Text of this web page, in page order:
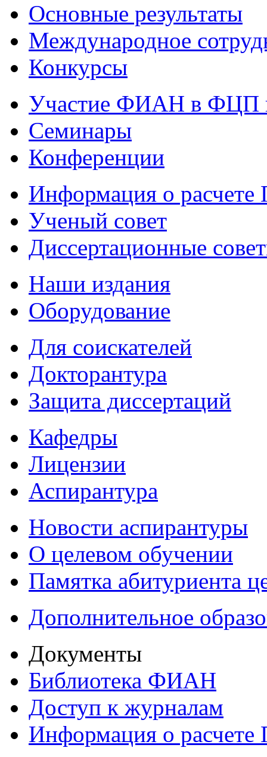
Основные результаты
Международное
Конкурсы
Участие ФИАН в ФЦП
Семинары
Конференции
Информация о
Ученый совет
Диссертационные
Наши издания
Оборудование
Для соискателей
Докторантура
Защита диссертаций
Кафедры
Лицензии
Аспирантура
Новости аспирантуры
О целевом обучении
Памятка абитуриента
Дополнительное
Документы
Библиотека ФИАН
Доступ к журналам
Информация о